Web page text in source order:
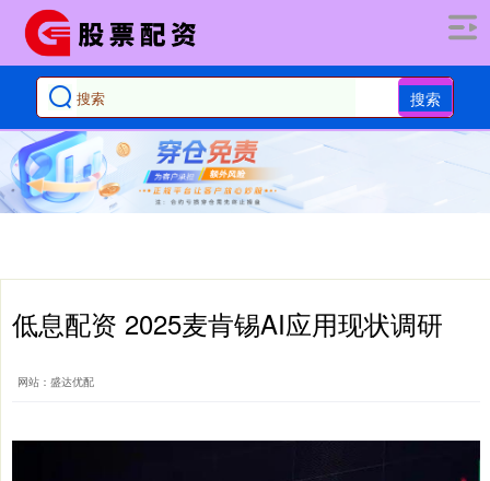
搜索
低息配资 2025麦肯锡AI应用现状调研
网站：盛达优配